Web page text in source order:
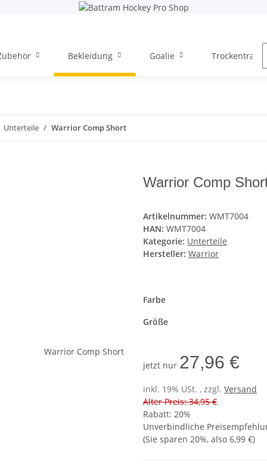
Bekleidung Goalie
Unterteile Warrior Comp Short
Warrior Comp
Artikelnummer: WMT7004
HAN: WMT7004
Kategorie: Unterteile
Hersteller: Warrior
Farbe
Größe
jetzt nur 27,96 €
inkl. 19% USt. , zzgl. Versand
Alter Preis: 34,95 €
Rabatt: 20%
Unverbindliche
(Sie sparen 20%, also 6,99 €)